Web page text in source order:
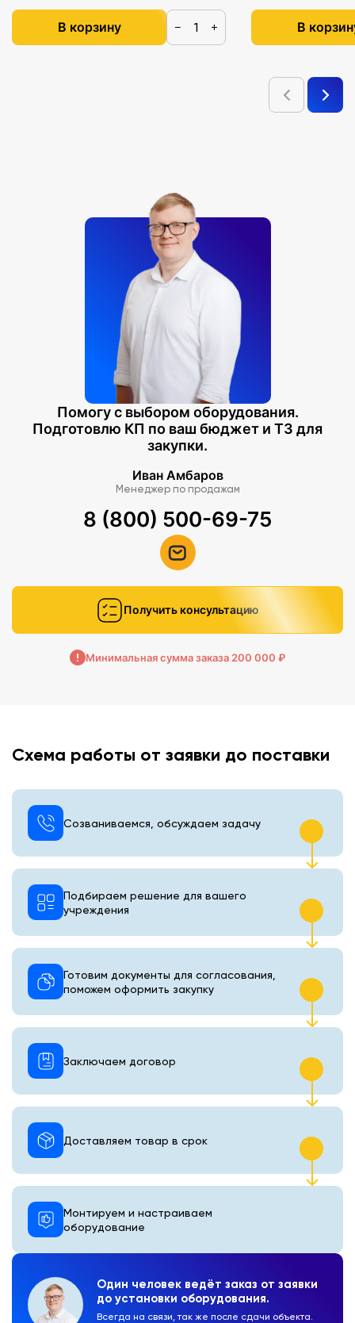
В корзину − + В
Помогу с выбором оборудования.
Подготовлю КП по ваш бюджет и ТЗ для
закупки.
Иван Амбаров
Менеджер по продажам
8 (800) 500-69-75
Получить консультацию
Минимальная сумма заказа 200 000 ₽
Схема работы от заявки до поставки
Один человек ведёт заказ от заявки
до установки оборудования.
Всегда на связи, так же после сдачи объекта.
Созваниваемся, обсуждаем задачу
Подбираем решение для вашего
учреждения
Готовим документы для согласования,
поможем оформить закупку
Монтируем и настраиваем
оборудование
Доставляем товар в срок
Заключаем договор